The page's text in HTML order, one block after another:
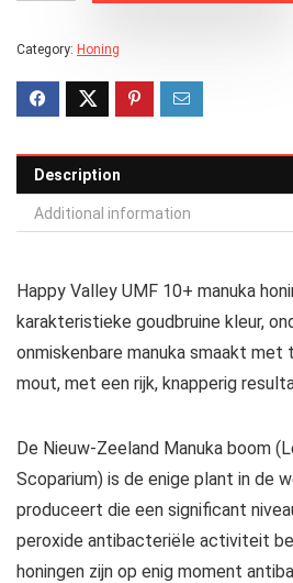
Category: Honing
Description
Additional information
Happy Valley UMF 10+ manuka
karakteristieke goudbruine kleur,
onmiskenbare manuka smaakt met
mout, met een rijk, knapperig
De Nieuw-Zeeland Manuka boom
Scoparium) is de enige plant in de
produceert die een significant
peroxide antibacteriële activiteit
honingen zijn op enig moment